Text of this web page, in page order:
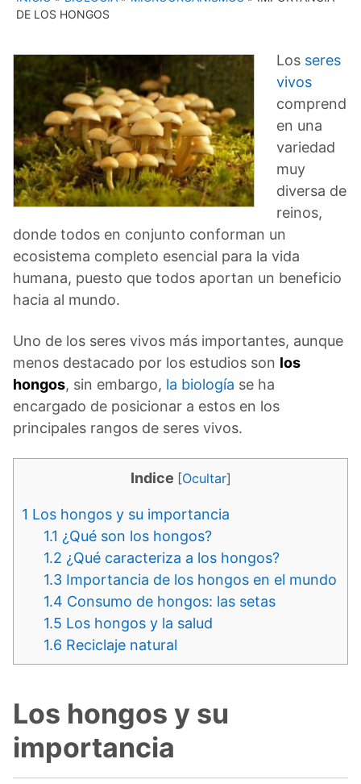
DE LOS HONGOS
Los seres
vivos
comprend
en una
variedad
muy
diversa de
reinos,
donde todos en conjunto conforman un
ecosistema completo esencial para la vida
humana, puesto que todos aportan un beneficio
hacia al mundo.
Uno de los seres vivos más importantes, aunque
menos destacado por los estudios son los
hongos, sin embargo, la biología se ha
encargado de posicionar a estos en los
principales rangos de seres vivos.
Indice [Ocultar]
1 Los hongos y su importancia
1.1 ¿Qué son los hongos?
1.2 ¿Qué caracteriza a los hongos?
1.3 Importancia de los hongos en el mundo
1.4 Consumo de hongos: las setas
1.5 Los hongos y la salud
1.6 Reciclaje natural
Los hongos y su
importancia